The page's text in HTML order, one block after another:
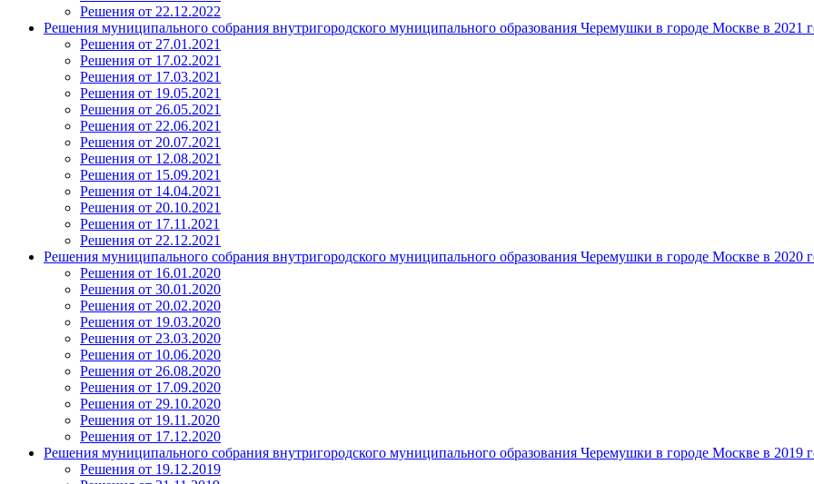
Решения от 22.12.2022
Решения муниципального собрания внутригородского муниципального образования Черемушки в городе Москве в 2021
Решения от 27.01.2021
Решения от 17.02.2021
Решения от 17.03.2021
Решения от 19.05.2021
Решения от 26.05.2021
Решения от 22.06.2021
Решения от 20.07.2021
Решения от 12.08.2021
Решения от 15.09.2021
Решения от 14.04.2021
Решения от 20.10.2021
Решения от 17.11.2021
Решения от 22.12.2021
Решения муниципального собрания внутригородского муниципального образования Черемушки в городе Москве в 2020
Решения от 16.01.2020
Решения от 30.01.2020
Решения от 20.02.2020
Решения от 19.03.2020
Решения от 23.03.2020
Решения от 10.06.2020
Решения от 26.08.2020
Решения от 17.09.2020
Решения от 29.10.2020
Решения от 19.11.2020
Решения от 17.12.2020
Решения муниципального собрания внутригородского муниципального образования Черемушки в городе Москве в 2019
Решения от 19.12.2019